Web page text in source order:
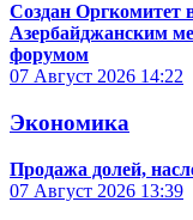
Создан Оргкомитет
Азербайджанским
форумом
07 Август 2026 14:22
Экономика
Продажа долей,
07 Август 2026 13:39